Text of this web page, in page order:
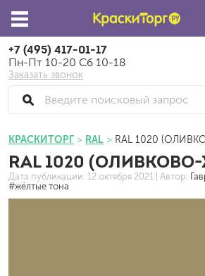
+7 (495) 417-01-17
Пн-Пт 10-20 Сб 10-18
Заказать звонок
КРАСКИТОРГ RAL RAL 1020
RAL 1020
Дата публикации: 12 октября 2021 | Автор:
#жёлтые тона